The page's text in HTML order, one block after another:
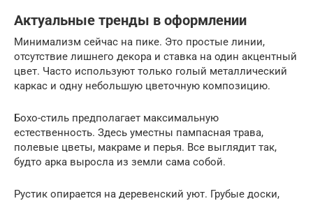
Актуальные тренды в оформлении
Минимализм сейчас на пике. Это простые линии,
отсутствие лишнего декора и ставка на один акцентный
цвет. Часто используют только голый металлический
каркас и одну небольшую цветочную композицию.
Бохо-стиль предполагает максимальную
естественность. Здесь уместны пампасная трава,
полевые цветы, макраме и перья. Все выглядит так,
будто арка выросла из земли сама собой.
Рустик опирается на деревенский уют. Грубые доски,